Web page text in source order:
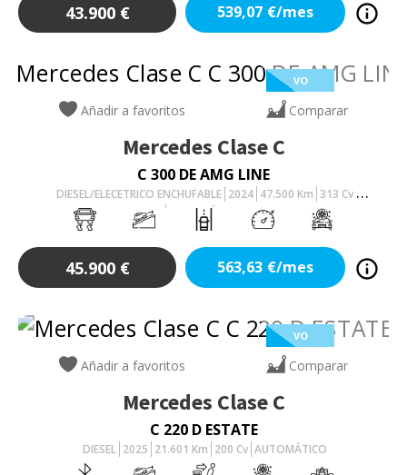
43.900 € 539,07 €/mes
VO
Añadir a favoritos Comparar
Mercedes Clase C
C 300 DE AMG LINE
DIESEL/ELECETRICO ENCHUFABLE 2024 47.500 Km 313 Cv
AUTOMÁTICO
45.900 € 563,63 €/mes
VO
Añadir a favoritos Comparar
Mercedes Clase C
C 220 D ESTATE
DIESEL 2025 21.601 Km 200 Cv AUTOMÁTICO